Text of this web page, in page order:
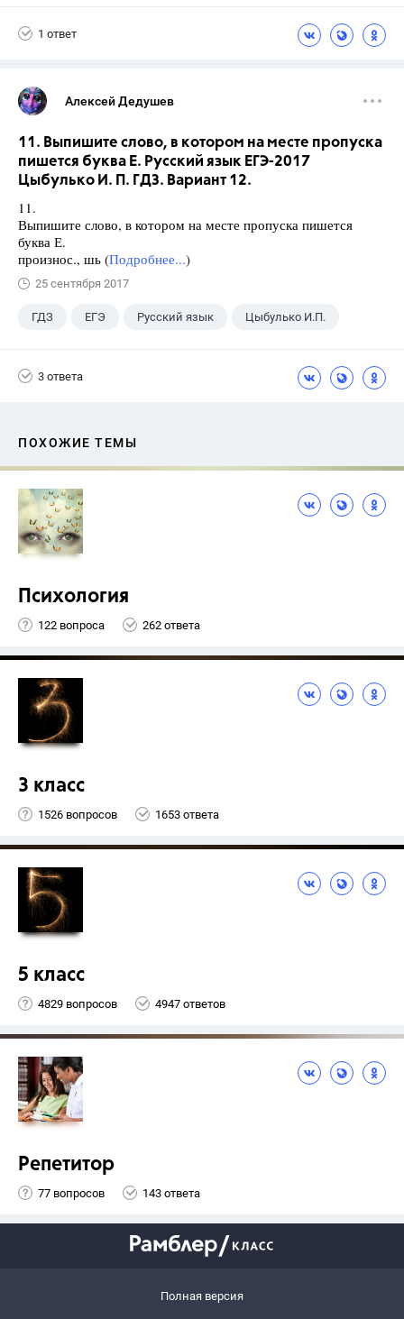
1 ответ
Алексей Дедушев
11. Выпишите слово, в котором на месте пропуска
пишется буква Е. Русский язык ЕГЭ-2017
Цыбулько И. П. ГДЗ. Вариант 12.
11.
Выпишите слово, в котором на месте пропуска пишется
буква Е.
произнос., шь (Подробнее...)
25 сентября 2017
ГДЗ ЕГЭ Русский язык Цыбулько И.П.
3 ответа
ПОХОЖИЕ ТЕМЫ
Психология
122 вопроса 262 ответа
3 класс
1526 вопросов 1653 ответа
5 класс
4829 вопросов 4947 ответов
Репетитор
77 вопросов 143 ответа
Полная версия